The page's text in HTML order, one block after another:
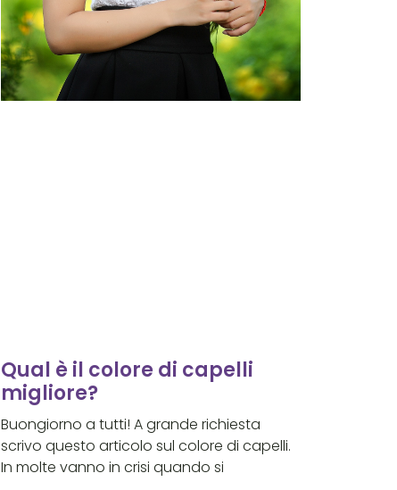
Qual è il colore di capelli
migliore?
Buongiorno a tutti! A grande richiesta
scrivo questo articolo sul colore di capelli.
In molte vanno in crisi quando si